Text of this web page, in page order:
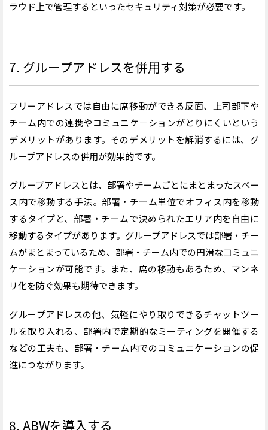
ラウド上で管理するといったセキュリティ対策が必要です。
7. グループアドレスを併用する
フリーアドレスでは自由に席移動ができる反面、上司部下や
チーム内での連携やコミュニケ－ションがとりにくいという
デメリットがあります。そのデメリットを解消するには、グ
ループアドレスの併用が効果的です。
グループアドレスとは、部署やチームごとにまとまったスペー
ス内で移動する手法。部署・チーム単位でオフィス内を移動
するタイプと、部署・チームで決められたエリア内を自由に
移動するタイプがあります。グループアドレスでは部署・チー
ムがまとまっているため、部署・チーム内での円滑なコミュニ
ケーションが可能です。また、席の移動もあるため、マンネ
リ化を防ぐ効果も期待できます。
グループアドレスの他、気軽にやり取りできるチャットツー
ルを取り入れる、部署内で定期的なミーティングを開催する
などの工夫も、部署・チーム内でのコミュニケーションの促
進につながります。
8. ABWを導入する